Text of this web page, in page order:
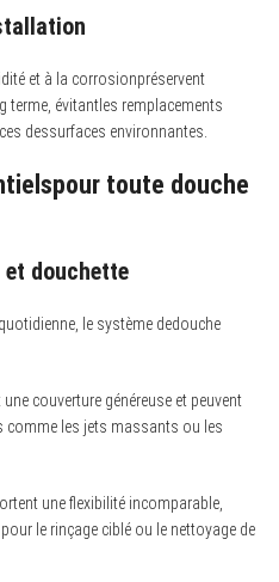
et à la corrosionpréservent
terme, évitantles remplacements
dessurfaces environnantes.
toute douche
et douchette
le système dedouche
couverture généreuse et peuvent
comme les jets massants ou les
une flexibilité incomparable,
le rinçage ciblé ou le nettoyage de